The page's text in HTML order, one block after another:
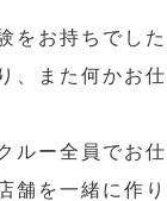
をお持ちでし
、また何かお
ルー全員でお
舗を一緒に作り